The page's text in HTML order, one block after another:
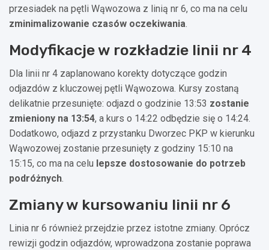
przesiadek na pętli Wąwozowa z linią nr 6, co ma na celu
zminimalizowanie czasów oczekiwania.
Modyfikacje w rozkładzie linii nr 4
Dla linii nr 4 zaplanowano korekty dotyczące godzin
odjazdów z kluczowej pętli Wąwozowa. Kursy zostaną
delikatnie przesunięte: odjazd o godzinie 13:53 zostanie
zmieniony na 13:54, a kurs o 14:22 odbędzie się o 14:24.
Dodatkowo, odjazd z przystanku Dworzec PKP w kierunku
Wąwozowej zostanie przesunięty z godziny 15:10 na
15:15, co ma na celu lepsze dostosowanie do potrzeb
podróżnych.
Zmiany w kursowaniu linii nr 6
Linia nr 6 również przejdzie przez istotne zmiany. Oprócz
rewizji godzin odjazdów, wprowadzona zostanie poprawa